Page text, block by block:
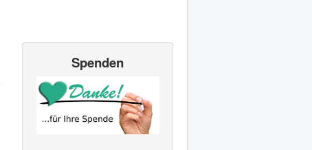
Spenden